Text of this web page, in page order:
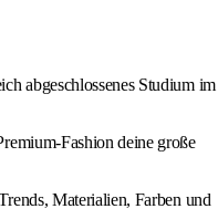
abgeschlossenes Studium im
Fashion deine große
Materialien, Farben und